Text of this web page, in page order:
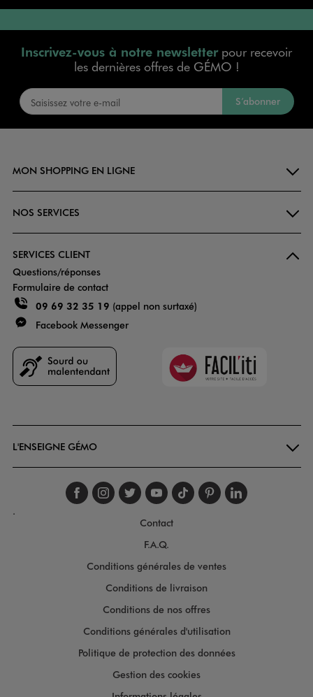
Inscrivez-vous à notre newsletterpour recevoir
les dernières offres de GÉMO !
S’abonner
MON SHOPPING EN LIGNE
NOS SERVICES
SERVICES CLIENT
Questions/réponses
Formulaire de contact
09 69 32 35 19 (appel non surtaxé)
Facebook Messenger
Faciliti
L'ENSEIGNE GÉMO
Suivez-nous sur
Suivez-nous sur
Suivez-nous sur
Suivez-nous
Suivez-nous
Suivez-
.
Contact
F.A.Q.
Conditions générales de ventes
Conditions de livraison
Conditions de nos offres
Conditions générales d'utilisation
Politique de protection des données
Gestion des cookies